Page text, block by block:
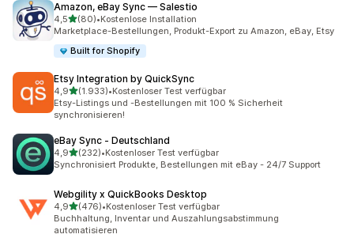
Amazon, eBay Sync — Salestio
4,5von 5 Sternen
(80)
80 Rezensionen insgesamt
•Kostenlose Installation
Marketplace-Bestellungen, Produkt-Export zu Amazon, eBay, Etsy
Built for Shopify
Etsy Integration by QuickSync
4,9von 5 Sternen
(1.933)
1933 Rezensionen insgesamt
•Kostenloser Test verfügbar
Etsy-Listings und -Bestellungen mit 100 % Sicherheit
synchronisieren!
eBay Sync ‑ Deutschland
4,9von 5 Sternen
(232)
232 Rezensionen insgesamt
•Kostenloser Test verfügbar
Synchronisiert Produkte, Bestellungen mit eBay - 24/7 Support
Webgility x QuickBooks Desktop
4,9von 5 Sternen
(476)
476 Rezensionen insgesamt
•Kostenloser Test verfügbar
Buchhaltung, Inventar und Auszahlungsabstimmung
automatisieren